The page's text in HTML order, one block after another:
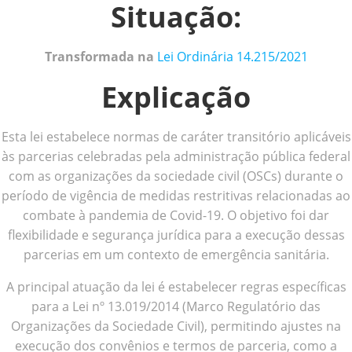
Situação:
Transformada na Lei Ordinária 14.215/2021
Explicação
Esta lei estabelece normas de caráter transitório aplicáveis
às parcerias celebradas pela administração pública federal
com as organizações da sociedade civil (OSCs) durante o
período de vigência de medidas restritivas relacionadas ao
combate à pandemia de Covid-19. O objetivo foi dar
flexibilidade e segurança jurídica para a execução dessas
parcerias em um contexto de emergência sanitária.
A principal atuação da lei é estabelecer regras específicas
para a Lei nº 13.019/2014 (Marco Regulatório das
Organizações da Sociedade Civil), permitindo ajustes na
execução dos convênios e termos de parceria, como a